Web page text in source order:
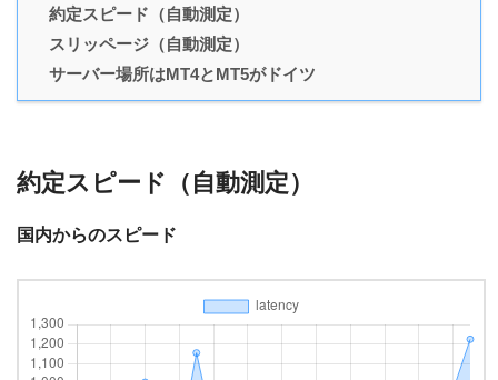
約定スピード（自動測定）
スリッページ（自動測定）
サーバー場所はMT4とMT5がドイツ
約定スピード（自動測定）
国内からのスピード